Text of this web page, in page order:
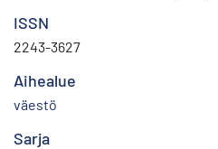
ISSN
2243-3627
Aihealue
väestö
Sarja